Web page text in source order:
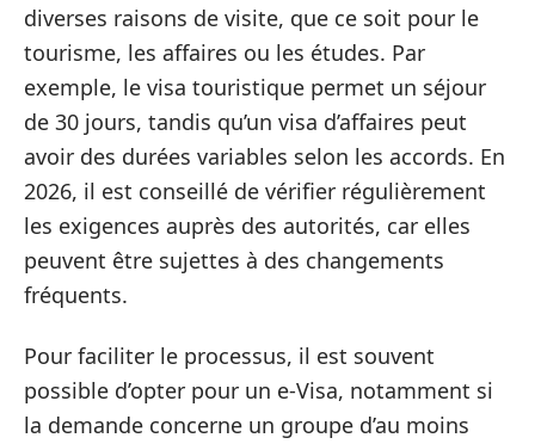
diverses raisons de visite, que ce soit pour le
tourisme, les affaires ou les études. Par
exemple, le visa touristique permet un séjour
de 30 jours, tandis qu’un visa d’affaires peut
avoir des durées variables selon les accords. En
2026, il est conseillé de vérifier régulièrement
les exigences auprès des autorités, car elles
peuvent être sujettes à des changements
fréquents.
Pour faciliter le processus, il est souvent
possible d’opter pour un e-Visa, notamment si
la demande concerne un groupe d’au moins